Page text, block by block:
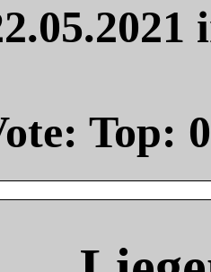
Top: 0